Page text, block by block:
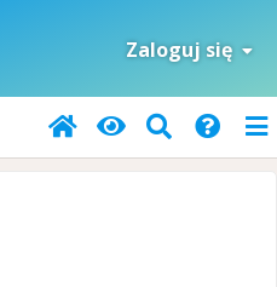
Zaloguj się